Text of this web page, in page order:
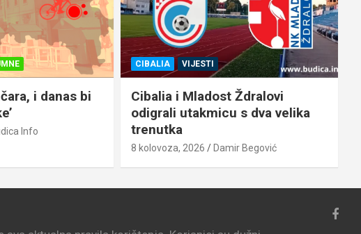
i danas bi
Info
CIBALIA VIJESTI
Cibalia i Mladost Ždralovi
odigrali utakmicu s dva velika
trenutka
8 kolovoza, 2026 Damir Begović